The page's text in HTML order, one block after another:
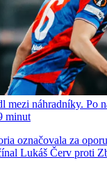
mezi náhradníky. Po
minut
označovala za
Lukáš Červ proti